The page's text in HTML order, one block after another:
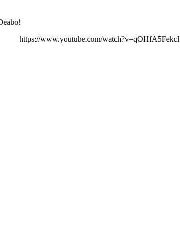
https://www.youtube.com/watch?v=qOHfA5FekcI